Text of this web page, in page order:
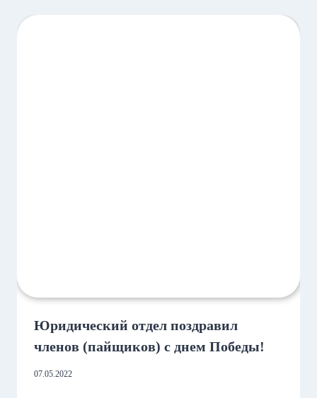
Юридический отдел поздравил
членов (пайщиков) с днем Победы!
07.05.2022